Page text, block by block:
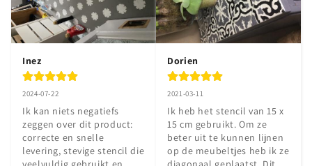
Inez
2024-07-22
Ik kan niets negatiefs
zeggen over dit product:
correcte en snelle
levering, stevige stencil die
Dorien
2021-03-11
Ik heb het stencil van 15 x
15 cm gebruikt. Om ze
beter uit te kunnen lijnen
op de meubeltjes heb ik ze